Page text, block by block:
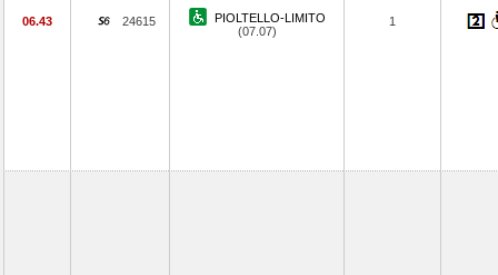
06.43 24615
PIOLTELLO-LIMITO
(07.07)
1